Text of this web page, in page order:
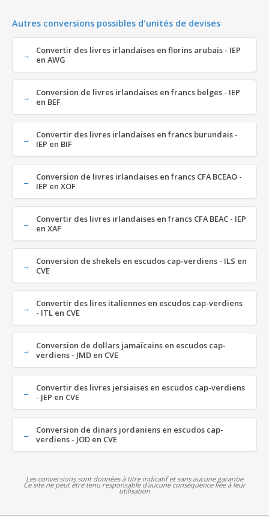
Autres conversions possibles d'unités de devises
Convertir des livres irlandaises en florins arubais - IEP
en AWG
Conversion de livres irlandaises en francs belges - IEP
en BEF
Convertir des livres irlandaises en francs burundais -
IEP en BIF
Conversion de livres irlandaises en francs CFA BCEAO -
IEP en XOF
Convertir des livres irlandaises en francs CFA BEAC - IEP
en XAF
Conversion de shekels en escudos cap-verdiens - ILS en
CVE
Convertir des lires italiennes en escudos cap-verdiens
- ITL en CVE
Conversion de dollars jamaïcains en escudos cap-
verdiens - JMD en CVE
Convertir des livres jersiaises en escudos cap-verdiens
- JEP en CVE
Conversion de dinars jordaniens en escudos cap-
verdiens - JOD en CVE
Les conversions sont données à titre indicatif et sans aucune garantie
Ce site ne peut être tenu responsable d'aucune conséquence liée à leur
utilisation